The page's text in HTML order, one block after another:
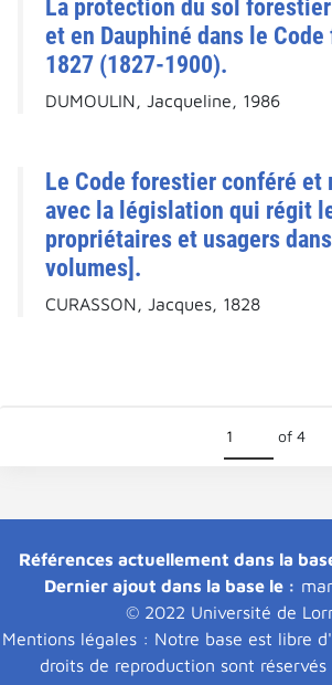
La protection du sol
et en Dauphiné dans le
1827 (1827-1900).
DUMOULIN, Jacqueline, 1986
Le Code forestier conféré et
avec la législation qui régit
propriétaires et usagers
volumes].
CURASSON, Jacques, 1828
of 4
Références actuellement dans la
Dernier ajout dans la base le :
© 2022 Université de
Mentions légales : Notre base est libre
droits de reproduction sont